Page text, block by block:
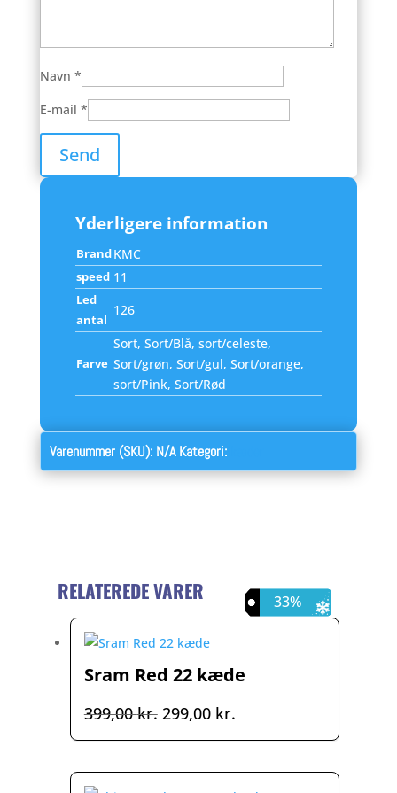
Navn *
E-mail *
Yderligere information
BrandKMC
speed 11
Led
antal
126
Farve
Sort, Sort/Blå, sort/celeste,
Sort/grøn, Sort/gul, Sort/orange,
sort/Pink, Sort/Rød
Varenummer (SKU): N/A Kategori:
RELATEREDE VARER 25%
Sram Red 22 kæde
399,00kr. Den
oprindelige
299,00 kr.Den
aktuelle
14%
33%